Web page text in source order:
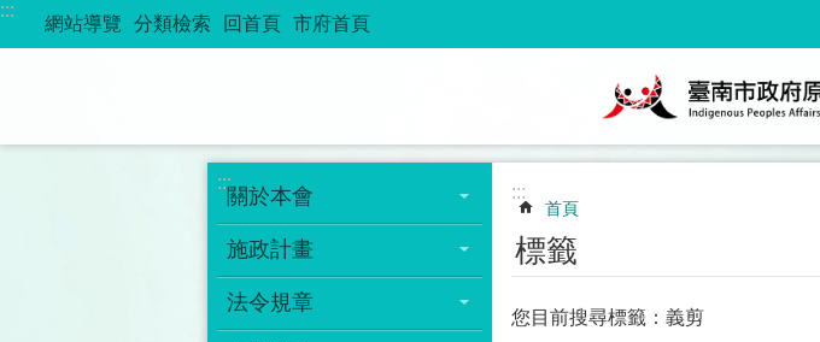
跳到主要內容區塊
:::
網站導覽 分類檢索 回首頁 市府首頁
:::
關於本會
施政計畫
法令規章
:::
首頁
標籤
您目前搜尋標籤：義剪